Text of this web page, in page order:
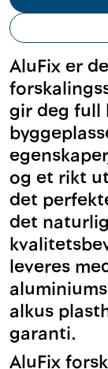
AluFix er
gir deg full
og et rikt
det
det
leveres
alkus
garanti.
AluFix